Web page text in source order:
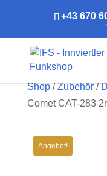
+43 670
Shop/Zubehör/
Comet CAT-283
Angebot!